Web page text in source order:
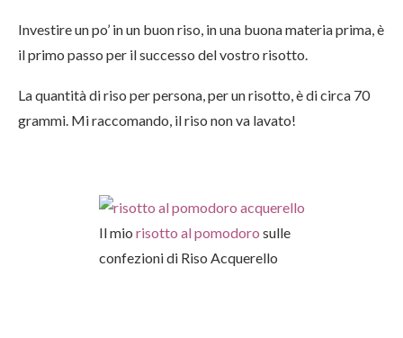
Investire un po’ in un buon riso, in una buona materia prima, è
il primo passo per il successo del vostro risotto.
La quantità di riso per persona, per un risotto, è di circa 70
grammi. Mi raccomando, il riso non va lavato!
Il mio risotto al pomodoro sulle
confezioni di Riso Acquerello